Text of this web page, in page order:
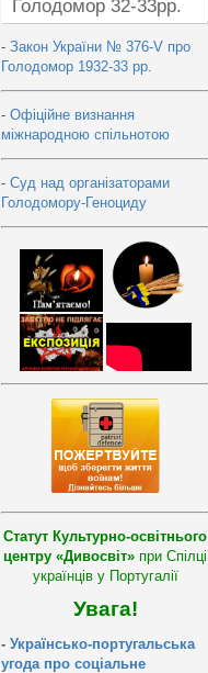
Голодомор 32-33рр.
- Закон України № 376-V про
Голодомор 1932-33 рр.
- Офіційне визнання
міжнародною спільнотою
- Суд над організаторами
Голодомору-Геноциду
Статут Культурно-освітнього
центру «Дивосвіт» при Спілці
українців у Португалії
Увага!
- Українсько-португальська
угода про соціальне